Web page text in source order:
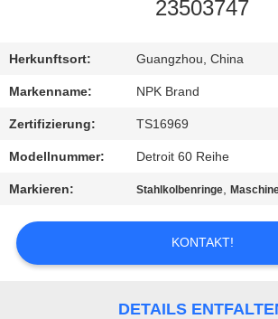
SIE
UNS
FORDERN
SIE
ZITAT
23503747
Herkunftsort: Guangzhou, China
Markenname: NPK Brand
Zertifizierung: TS16969
Modellnummer: Detroit 60 Reihe
Markieren: Stahlkolbenringe,
KONTAKT!
DETAILS